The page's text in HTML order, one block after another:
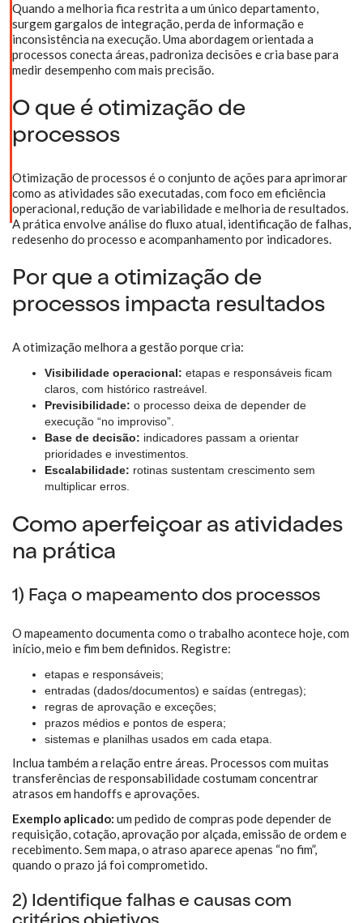
Quando a melhoria fica restrita a um único departamento,
surgem gargalos de integração, perda de informação e
inconsistência na execução. Uma abordagem orientada a
processos conecta áreas, padroniza decisões e cria base para
medir desempenho com mais precisão.
O que é otimização de
processos
Otimização de processos é o conjunto de ações para aprimorar
como as atividades são executadas, com foco em eficiência
operacional, redução de variabilidade e melhoria de resultados.
A prática envolve análise do fluxo atual, identificação de falhas,
redesenho do processo e acompanhamento por indicadores.
Por que a otimização de
processos impacta resultados
A otimização melhora a gestão porque cria:
Visibilidade operacional: etapas e responsáveis ficam
claros, com histórico rastreável.
Previsibilidade: o processo deixa de depender de
execução “no improviso”.
Base de decisão: indicadores passam a orientar
prioridades e investimentos.
Escalabilidade: rotinas sustentam crescimento sem
multiplicar erros.
Como aperfeiçoar as atividades
na prática
1) Faça o mapeamento dos processos
O mapeamento documenta como o trabalho acontece hoje, com
início, meio e fim bem definidos. Registre:
etapas e responsáveis;
entradas (dados/documentos) e saídas (entregas);
regras de aprovação e exceções;
prazos médios e pontos de espera;
sistemas e planilhas usados em cada etapa.
Inclua também a relação entre áreas. Processos com muitas
transferências de responsabilidade costumam concentrar
atrasos em handoffs e aprovações.
Exemplo aplicado: um pedido de compras pode depender de
requisição, cotação, aprovação por alçada, emissão de ordem e
recebimento. Sem mapa, o atraso aparece apenas “no fim”,
quando o prazo já foi comprometido.
2) Identifique falhas e causas com